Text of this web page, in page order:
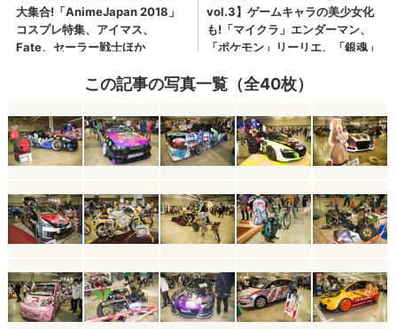
この記事の写真一覧（全40枚）